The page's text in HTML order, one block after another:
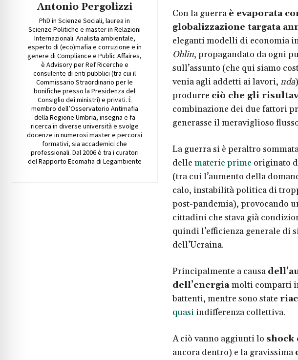
Antonio Pergolizzi
PhD in Scienze Sociali, laurea in
Scienze Politiche e master in Relazioni
Internazionali. Analista ambientale,
esperto di (eco)mafia e corruzione e in
genere di Compliance e Public Affaires,
è Advisory per Ref Ricerche e
consulente di enti pubblici (tra cui il
Commissario Straordinario per le
bonifiche presso la Presidenza del
Consiglio dei ministri) e privati. È
membro dell’Osservatorio Antimafia
della Regione Umbria, insegna e fa
ricerca in diverse università e svolge
docenze in numerosi master e percorsi
formativi, sia accademici che
professionali. Dal 2006 è tra i curatori
del Rapporto Ecomafia di Legambiente
Con la guerra è evaporata
globalizzazione targata
eleganti modelli di economia
Ohlin, propagandato da ogni
sull’assunto (che qui siamo
venia agli addetti ai lavori, nda
produrre ciò che gli
combinazione dei due fattori
generasse il meraviglioso
La guerra si è peraltro
delle materie prime originato
(tra cui l’aumento della
calo, instabilità politica di
post-pandemia), provocando
cittadini che stava già
quindi l’efficienza generale di
dell’Ucraina.
Principalmente a causa
dell’energiamolti comparti
battenti, mentre sono state
quasiindifferenza collettiva.
A ciò vanno aggiunti lo shock
ancora dentro) e la gravissima